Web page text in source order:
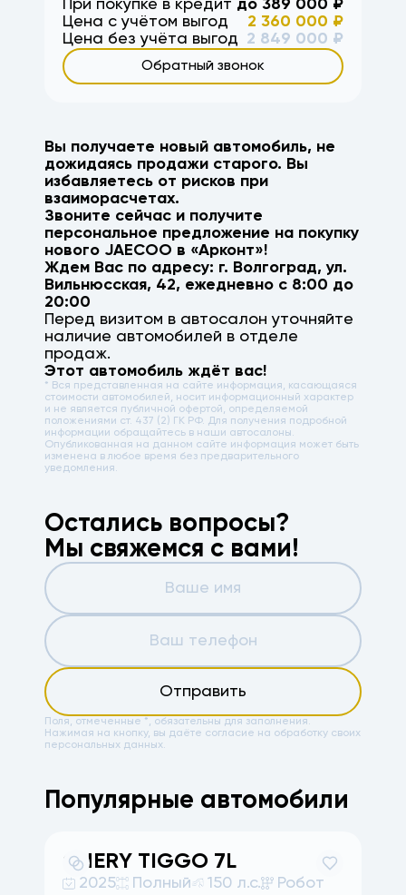
При покупке в кредит до 389 000 ₽
Цена с учётом выгод
2 360 000 ₽
Цена без учёта выгод
2 849 000 ₽
Обратный звонок
Вы получаете новый автомобиль, не
дожидаясь продажи старого. Вы
избавляетесь от рисков при
взаиморасчетах.
Звоните сейчас и получите
персональное предложение на покупку
нового JAECOO в «Арконт»!
Ждем Вас по адресу: г. Волгоград,ул.
Вильнюсская, 42, ежедневно с 8:00 до
20:00
Перед визитом в автосалон уточняйте
наличие автомобилей в отделе
продаж.
Этот автомобиль ждёт вас!
* Вся представленная на сайте информация, касающаяся
стоимости автомобилей, носит информационный характер
и не является публичной офертой, определяемой
положениями ст. 437 (2) ГК РФ. Для получения подробной
информации обращайтесь в наши автосалоны.
Опубликованная на данном сайте информация может быть
изменена в любое время без предварительного
уведомления.
Остались вопросы?
Мы свяжемся с вами!
Отправить
Поля, отмеченные *, обязательны для заполнения.
Нажимая на кнопку, вы даёте согласие на обработку своих
персональных данных.
Популярные автомобили
CHERY TIGGO 7L
2025 Полный 150 л.с.
Робот